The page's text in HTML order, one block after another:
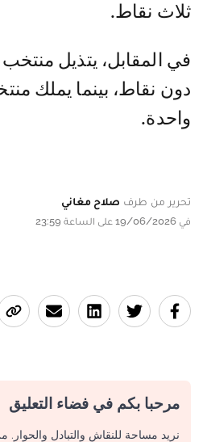
ثلاث نقاط.
في المقابل، يتذيل منتخب
دون نقاط، بينما يملك
واحدة.
تحرير من طرف صلاح مغاني
في 19/06/2026 على الساعة 23:59
مرحبا بكم في فضاء التعليق
نريد مساحة للنقاش والتبادل